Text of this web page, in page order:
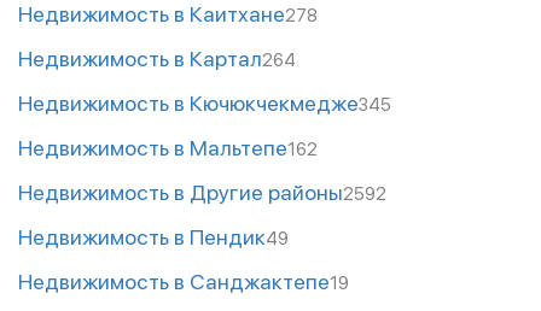
Недвижимость в Каитхане278
Недвижимость в Картал264
Недвижимость в Кючюкчекмедже345
Недвижимость в Мальтепе162
Недвижимость в Другие районы2592
Недвижимость в Пендик49
Недвижимость в Санджактепе19